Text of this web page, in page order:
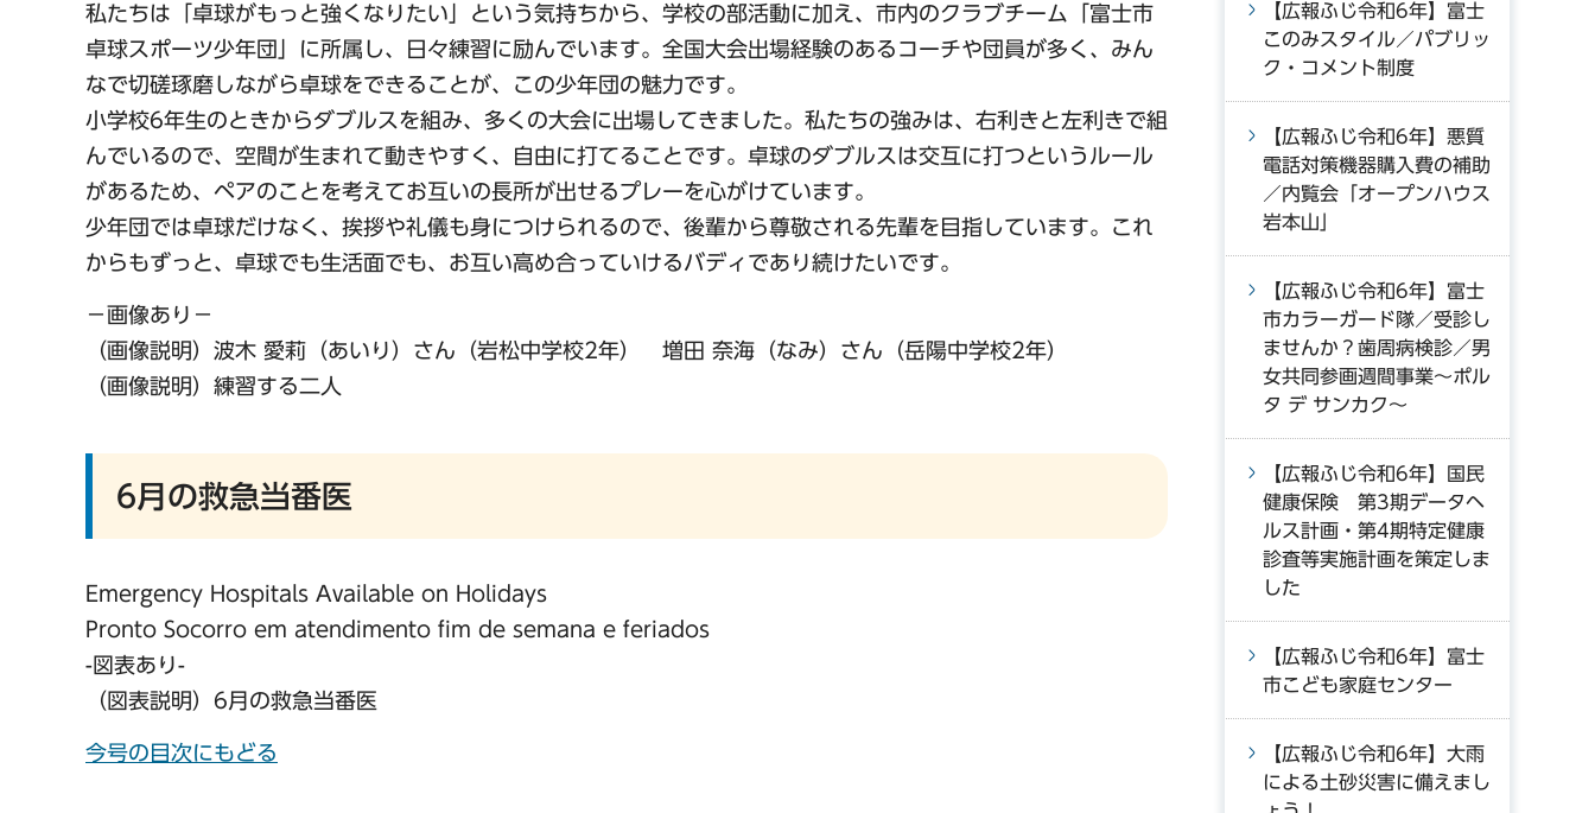
私たちは「卓球がもっと強くなりたい」という気持ちから、学校の部活動に加え、市内のクラブチーム「富士市
卓球スポーツ少年団」に所属し、日々練習に励んでいます。全国大会出場経験のあるコーチや団員が多く、みん
なで切磋琢磨しながら卓球をできることが、この少年団の魅力です。
小学校6年生のときからダブルスを組み、多くの大会に出場してきました。私たちの強みは、右利きと左利きで組
んでいるので、空間が生まれて動きやすく、自由に打てることです。卓球のダブルスは交互に打つというルール
があるため、ペアのことを考えてお互いの長所が出せるプレーを心がけています。
少年団では卓球だけなく、挨拶や礼儀も身につけられるので、後輩から尊敬される先輩を目指しています。これ
からもずっと、卓球でも生活面でも、お互い高め合っていけるバディであり続けたいです。
−画像あり−
（画像説明）波木 愛莉（あいり）さん（岩松中学校2年） 増田 奈海（なみ）さん（岳陽中学校2年）
（画像説明）練習する二人
6月の救急当番医
Emergency Hospitals Available on Holidays
Pronto Socorro em atendimento fim de semana e feriados
-図表あり-
（図表説明）6月の救急当番医
今号の目次にもどる
【広報ふじ令和6年】富士
このみスタイル／パブリッ
ク・コメント制度
【広報ふじ令和6年】悪質
電話対策機器購入費の補助
／内覧会「オープンハウス
岩本山」
【広報ふじ令和6年】富士
市カラーガード隊／受診し
ませんか？歯周病検診／男
女共同参画週間事業～ポル
タ デ サンカク～
【広報ふじ令和6年】国民
健康保険 第3期データヘ
ルス計画・第4期特定健康
診査等実施計画を策定しま
した
【広報ふじ令和6年】富士
市こども家庭センター
【広報ふじ令和6年】大雨
による土砂災害に備えまし